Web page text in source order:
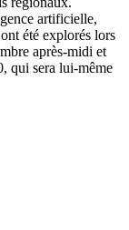
artificielle,
été explorés lors
après-midi et
qui sera lui-même